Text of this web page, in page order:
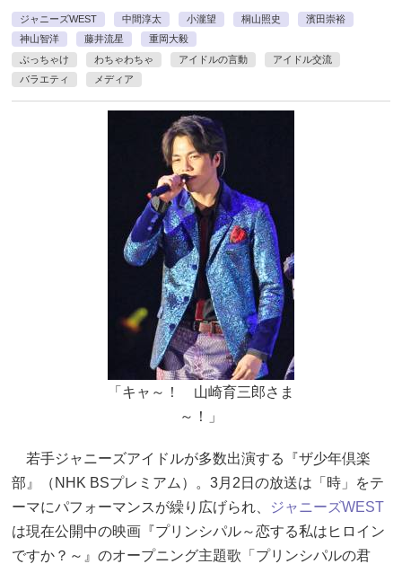
ジャニーズWEST 中間淳太 小瀧望 桐山照史
濱田崇裕
神山智洋
藤井流星
重岡大毅
ぶっちゃけ
わちゃわちゃ アイドルの言動
アイドル交流
バラエティ
メディア
「キャ～！ 山崎育三郎さま
～！」
若手ジャニーズアイドルが多数出演する『ザ少年倶楽
部』（NHK BSプレミアム）。3月2日の放送は「時」をテ
ーマにパフォーマンスが繰り広げられ、
ジャニーズWEST
は現在公開中の映画『プリンシパル～恋する私はヒロイン
ですか？～』のオープニング主題歌「プリンシパルの君